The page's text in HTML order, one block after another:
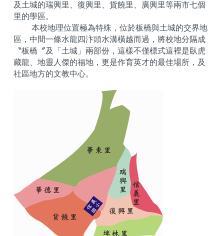
及土城的瑞興里、復興里、貨饒里、廣興里等兩市七個
里的學區。
本校地理位置極為特殊，位於板橋與土城的交界地
區，中間一條水龍四汴頭水溝橫越而過，將校地分隔成
〝板橋〞及「土城」兩部份，這樣不僅標式這裡是臥虎
藏龍、地靈人傑的福地，更是作育英才的最佳場所，及
社區地方的文教中心。